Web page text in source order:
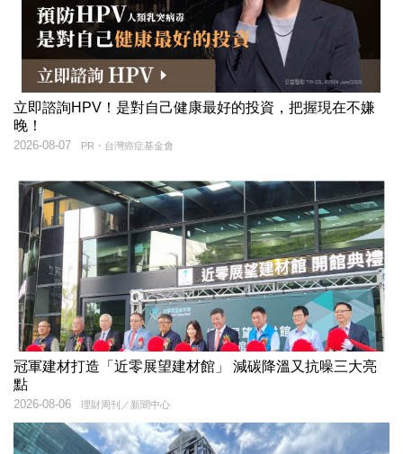
立即諮詢HPV！是對自己健康最好的投資，把握現在不嫌
晚！
PR・台灣癌症基金會
2026-08-07
冠軍建材打造「近零展望建材館」 減碳降溫又抗噪三大亮
點
理財周刊／新聞中心
2026-08-06